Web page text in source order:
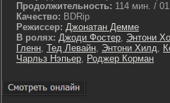
Продолжительность: 114 мин. /
Качество: BDRip
Режиссер: Джонатан Демме
В ролях: Джоди Фостер, Энтони
Гленн, Тед Левайн, Энтони Хилд,
Чарльз Нэпьер, Роджер Корман